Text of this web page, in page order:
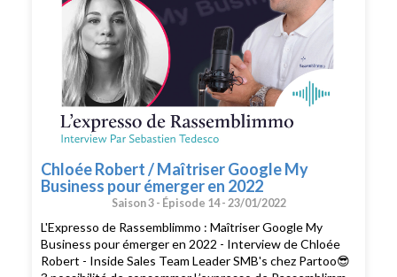
Chloée Robert / Maîtriser Google My
Business pour émerger en 2022
Saison 3 - Épisode 14 - 23/01/2022
L'Expresso de Rassemblimmo : Maîtriser Google My
Business pour émerger en 2022 - Interview de Chloée
Robert - Inside Sales Team Leader SMB's chez Partoo😎